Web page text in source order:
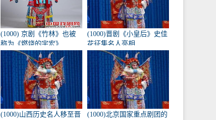
(1000) 京剧《竹林》也被
称为《燃烧的宇宏》
(1000)晋剧《小皇后》史佳
花征集名人亮相
(1000)山西历史名人移至晋
(1000)北京国家重点剧团的